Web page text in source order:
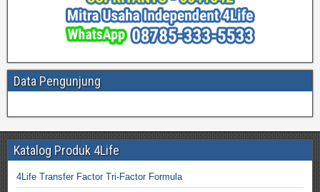
Data Pengunjung
Katalog Produk 4Life
4Life Transfer Factor Tri-Factor Formula